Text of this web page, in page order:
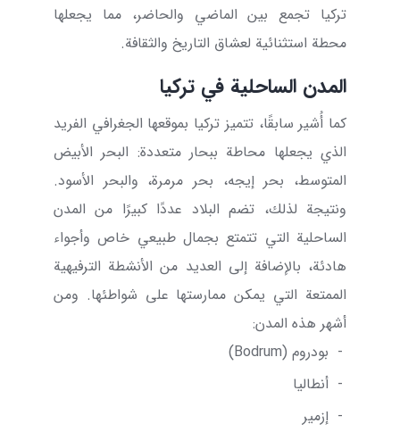
تركيا تجمع بين الماضي والحاضر، مما يجعلها
محطة استثنائية لعشاق التاريخ والثقافة.
المدن الساحلية في تركيا
كما أُشير سابقًا، تتميز تركيا بموقعها الجغرافي الفريد
الذي يجعلها محاطة ببحار متعددة: البحر الأبيض
المتوسط، بحر إيجه، بحر مرمرة، والبحر الأسود.
ونتيجة لذلك، تضم البلاد عددًا كبيرًا من المدن
الساحلية التي تتمتع بجمال طبيعي خاص وأجواء
هادئة، بالإضافة إلى العديد من الأنشطة الترفيهية
الممتعة التي يمكن ممارستها على شواطئها. ومن
أشهر هذه المدن:
- بودروم (Bodrum
)
- أنطاليا
- إزمير